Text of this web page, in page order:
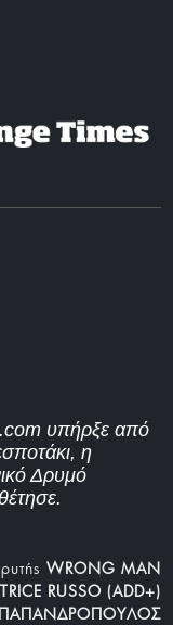
υπήρξε από
η
Δρυμό
WRONG MAN
RUSSO (ADD+)